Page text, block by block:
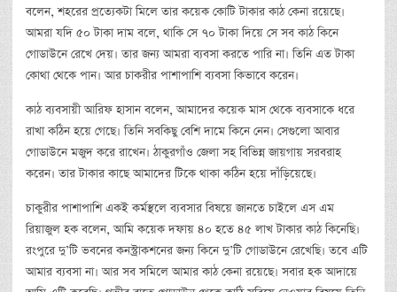
বলেন, শহরের প্রত্যেকটা মিলে তার কয়েক কোটি টাকার কাঠ কেনা রয়েছে।
আমরা যদি ৫০ টাকা দাম বলে, থাকি সে ৭০ টাকা দিয়ে সে সব কাঠ কিনে
গোডাউনে রেখে দেয়। তার জন্য আমরা ব্যবসা করতে পারি না। তিনি এত টাকা
কোথা থেকে পান। আর চাকরীর পাশাপাশি ব্যবসা কিভাবে করেন।
কাঠ ব্যবসায়ী আরিফ হাসান বলেন, আমাদের কয়েক মাস থেকে ব্যবসাকে ধরে
রাখা কঠিন হয়ে গেছে। তিনি সবকিছু বেশি দামে কিনে নেন। সেগুলো আবার
গোডাউনে মজুদ করে রাখেন। ঠাকুরগাঁও জেলা সহ বিভিন্ন জায়গায় সরবরাহ
করেন। তার টাকার কাছে আমাদের টিকে থাকা কঠিন হয়ে দাঁড়িয়েছে।
চাকুরীর পাশাপাশি একই কর্মস্থলে ব্যবসার বিষয়ে জানতে চাইলে এস এম
রিয়াজুল হক বলেন, আমি কয়েক দফায় ৪০ হতে ৪৫ লাখ টাকার কাঠ কিনেছি।
রংপুরে দু’টি ভবনের কনস্ট্রাকশনের জন্য কিনে দু’টি গোডাউনে রেখেছি। তবে এটি
আমার ব্যবসা না। আর সব সমিলে আমার কাঠ কেনা রয়েছে। সবার হক আদায়ে